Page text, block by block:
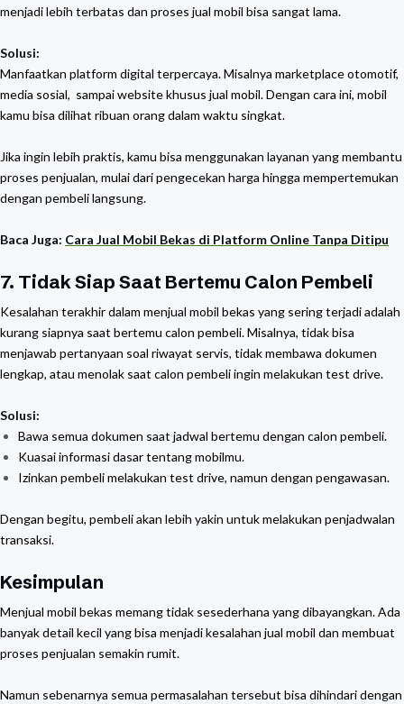
menjadi lebih terbatas dan proses jual mobil bisa sangat lama.
Solusi:
Manfaatkan platform digital terpercaya. Misalnya marketplace otomotif,
media sosial, sampai website khusus jual mobil. Dengan cara ini, mobil
kamu bisa dilihat ribuan orang dalam waktu singkat.
Jika ingin lebih praktis, kamu bisa menggunakan layanan yang membantu
proses penjualan, mulai dari pengecekan harga hingga mempertemukan
dengan pembeli langsung.
Baca Juga: Cara Jual Mobil Bekas di Platform Online Tanpa Ditipu
7. Tidak Siap Saat Bertemu Calon Pembeli
Kesalahan terakhir dalam menjual mobil bekas yang sering terjadi adalah
kurang siapnya saat bertemu calon pembeli. Misalnya, tidak bisa
menjawab pertanyaan soal riwayat servis, tidak membawa dokumen
lengkap, atau menolak saat calon pembeli ingin melakukan test drive.
Solusi:
Bawa semua dokumen saat jadwal bertemu dengan calon pembeli.
Kuasai informasi dasar tentang mobilmu.
Izinkan pembeli melakukan test drive, namun dengan pengawasan.
Dengan begitu, pembeli akan lebih yakin untuk melakukan penjadwalan
transaksi.
Kesimpulan
Menjual mobil bekas memang tidak sesederhana yang dibayangkan. Ada
banyak detail kecil yang bisa menjadi kesalahan jual mobil dan membuat
proses penjualan semakin rumit.
Namun sebenarnya semua permasalahan tersebut bisa dihindari dengan